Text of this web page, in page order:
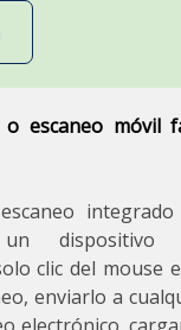
o escaneo móvil
dispositivo
clic del mouse
enviarlo a